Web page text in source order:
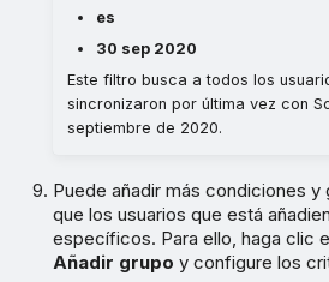
es
30 sep 2020
Este filtro busca a todos los
sincronizaron por última vez con
septiembre de 2020.
Puede añadir más condiciones y
que los usuarios que está
específicos. Para ello, haga clic
Añadir grupo y configure los